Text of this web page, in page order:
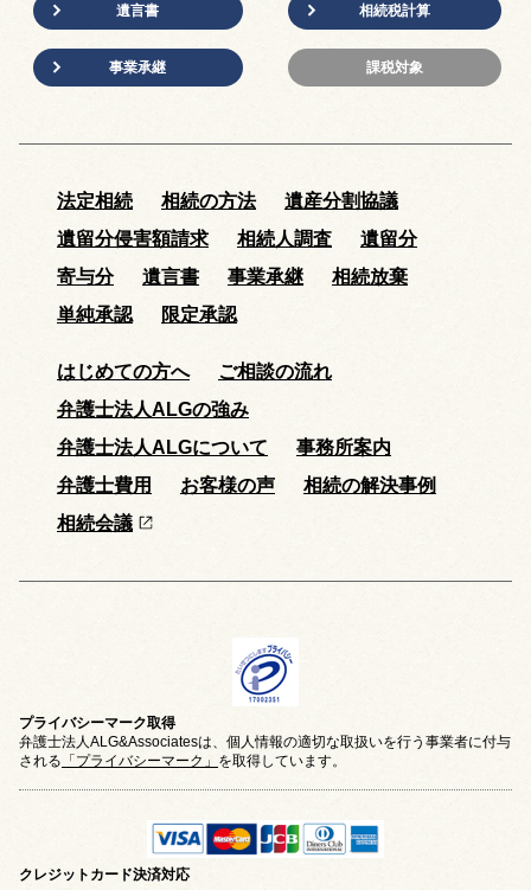
遺言書
事業承継
相続税計算
課税対象
法定相続 相続の方法
遺産分割協議
遺留分侵害額請求
相続人調査
遺留分
寄与分
遺言書 事業承継
相続放棄
単純承認
限定承認
はじめての方へ
ご相談の流れ
弁護士法人ALGの強み
弁護士法人ALGについて
事務所案内
弁護士費用
お客様の声
相続の解決事例
相続会議
プライバシーマーク取得
弁護士法人ALG&Associatesは、個人情報の適切な取扱いを行う事業者に付与
される 「プライバシーマーク」 を取得しています。
クレジットカード決済対応